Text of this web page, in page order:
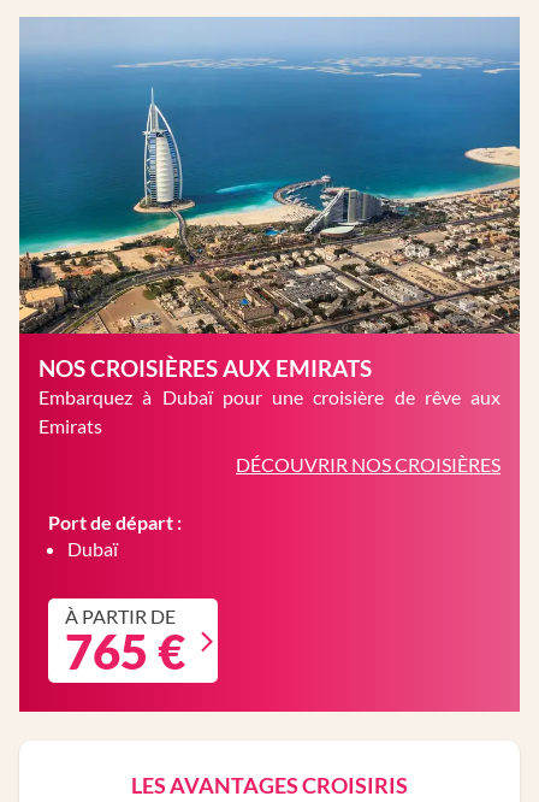
NOS CROISIÈRES AUX EMIRATS
Embarquez à Dubaï pour une croisière de rêve aux
Emirats
DÉCOUVRIR NOS CROISIÈRES
Port de départ :
Dubaï
À PARTIR DE
765 €
LES AVANTAGES CROISIRIS